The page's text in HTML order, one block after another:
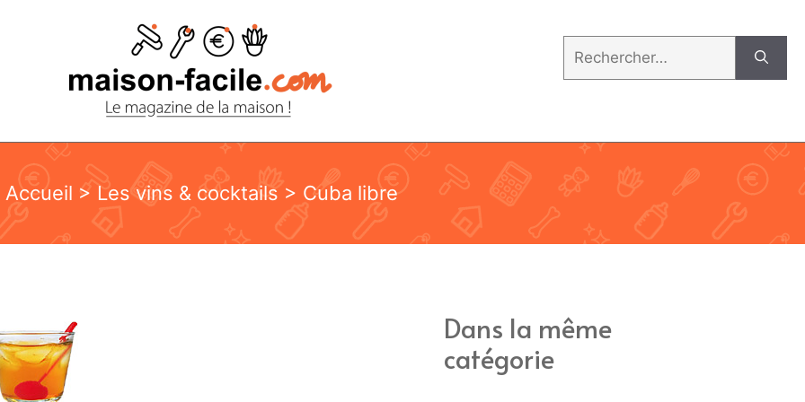
Accueil > Les vins & cocktails> Cuba libre
Dans la même
catégorie